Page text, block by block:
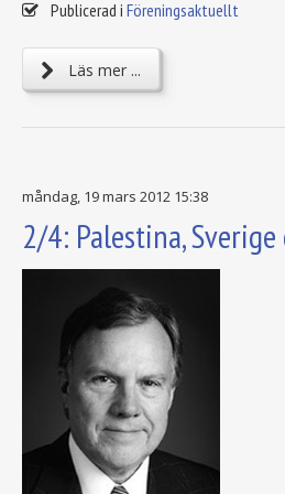
Publicerad i Föreningsaktuellt
Läs mer ...
måndag, 19 mars 2012 15:38
2/4: Palestina,